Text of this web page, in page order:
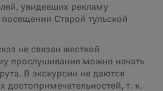
увидевших рекламу
Старой тульской
не связан жесткой
прослушивание можно начать
В экскурсии не даются
достопримечательностей, т. к.